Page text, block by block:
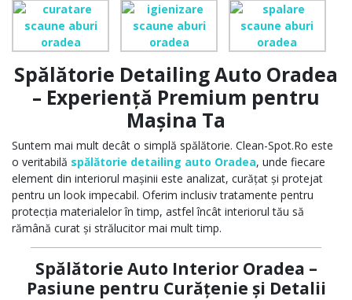
Spălătorie Detailing Auto Oradea
– Experiență Premium pentru
Mașina Ta
Suntem mai mult decât o simplă spălătorie. Clean-Spot.Ro este
o veritabilă spălătorie detailing auto Oradea, unde fiecare
element din interiorul mașinii este analizat, curățat și protejat
pentru un look impecabil. Oferim inclusiv tratamente pentru
protecția materialelor în timp, astfel încât interiorul tău să
rămână curat și strălucitor mai mult timp.
Spălătorie Auto Interior Oradea –
Pasiune pentru Curățenie și Detalii